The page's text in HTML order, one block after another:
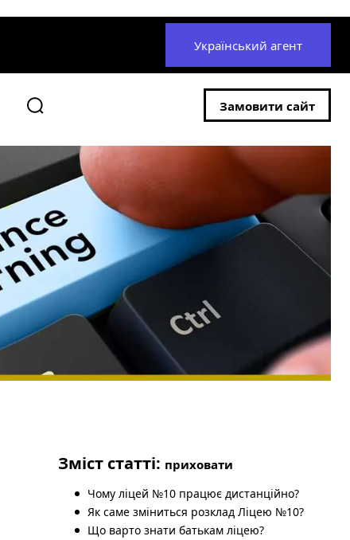
Український агент
Замовити сайт
Зміст статті: приховати
Чому ліцей №10 працює дистанційно?
Як саме зміниться розклад Ліцею №10?
Що варто знати батькам ліцею?